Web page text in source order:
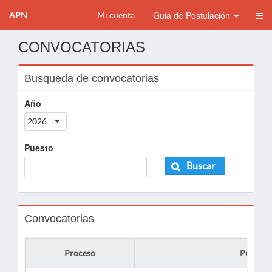
APN Mi cuenta Guia de Postulación
CONVOCATORIAS
Busqueda de convocatorias
Año
2026
Puesto
Buscar
Convocatorias
Proceso Puesto